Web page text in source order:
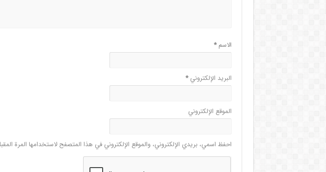
الاسم*
البريد الإلكتروني*
الموقع الإلكتروني
احفظ اسمي، بريدي الإلكتروني، والموقع الإلكتروني في هذا المتصفح لاستخدامها المرة